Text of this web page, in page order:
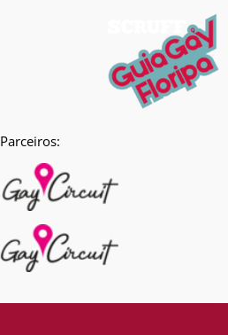
Parceiros: